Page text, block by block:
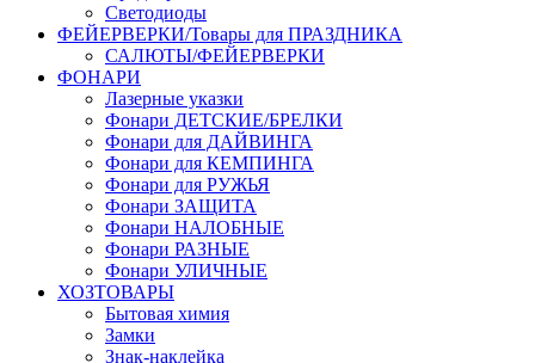
Светодиоды
ФЕЙЕРВЕРКИ/Товары для ПРАЗДНИКА
САЛЮТЫ/ФЕЙЕРВЕРКИ
ФОНАРИ
Лазерные указки
Фонари ДЕТСКИЕ/БРЕЛКИ
Фонари для ДАЙВИНГА
Фонари для КЕМПИНГА
Фонари для РУЖЬЯ
Фонари ЗАЩИТА
Фонари НАЛОБНЫЕ
Фонари РАЗНЫЕ
Фонари УЛИЧНЫЕ
ХОЗТОВАРЫ
Бытовая химия
Замки
Знак-наклейка